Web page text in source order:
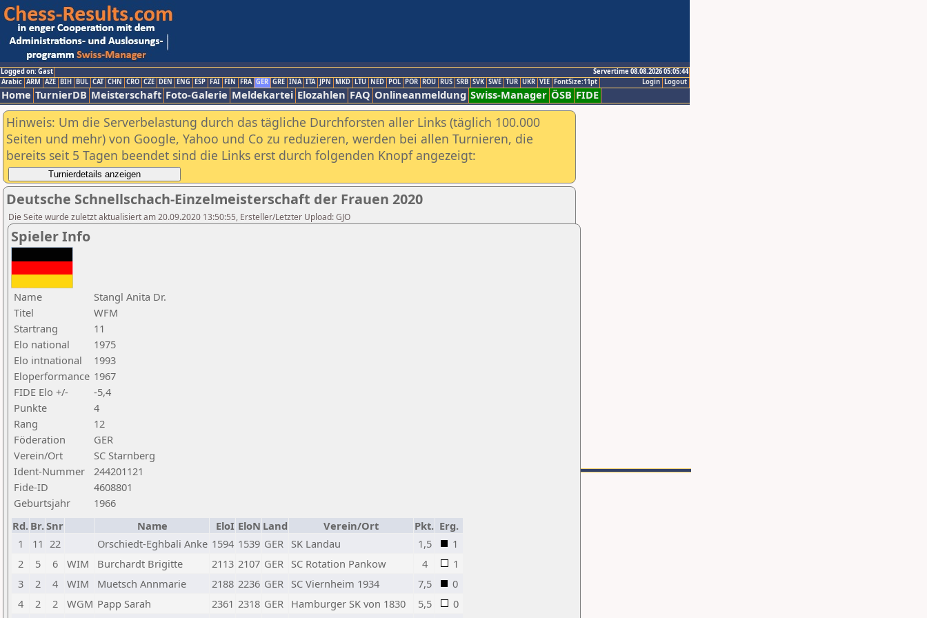
Logged on: Gast
Servertime 08.08.2026 05:05:44
Logout
Login
Arabic ARM AZE BIH BUL CAT CHN CRO CZE DEN ENG ESP FAI FIN FRA GER GRE INA ITA JPN MKD LTU NED POL POR ROU RUS SRB SVK SWE TUR UKR VIE FontSize:11pt
Home TurnierDB Meisterschaft Foto-Galerie Meldekartei Elozahlen FAQ Onlineanmeldung Swiss-Manager ÖSB FIDE
Hinweis: Um die Serverbelastung durch das tägliche Durchforsten aller Links (täglich 100.000
Seiten und mehr) von Google, Yahoo und Co zu reduzieren, werden bei allen Turnieren, die
bereits seit 5 Tagen beendet sind die Links erst durch folgenden Knopf angezeigt:
Deutsche Schnellschach-Einzelmeisterschaft der Frauen 2020
Die Seite wurde zuletzt aktualisiert am 20.09.2020 13:50:55, Ersteller/Letzter Upload: GJO
Spieler Info
Name
Stangl Anita Dr.
Titel
WFM
Startrang
11
Elo national
1975
Elo intnational
1993
Eloperformance 1967
FIDE Elo +/-
-5,4
Punkte
4
Rang
12
Föderation
GER
Verein/Ort
SC Starnberg
Ident-Nummer
244201121
Fide-ID
4608801
Geburtsjahr
1966
Rd. Br.Snr Name EloI EloN Land Verein/Ort Pkt. Erg.
1
11 22 Orschiedt-Eghbali Anke 1594 1539 GER SK Landau 1,5
1
2
5 6 WIM Burchardt Brigitte 2113 2107 GER SC Rotation Pankow 4
1
3
2 4 WIM Muetsch Annmarie 2188 2236 GER SC Viernheim 1934 7,5
0
4
2 2 WGM Papp Sarah 2361 2318 GER Hamburger SK von 1830 5,5
0